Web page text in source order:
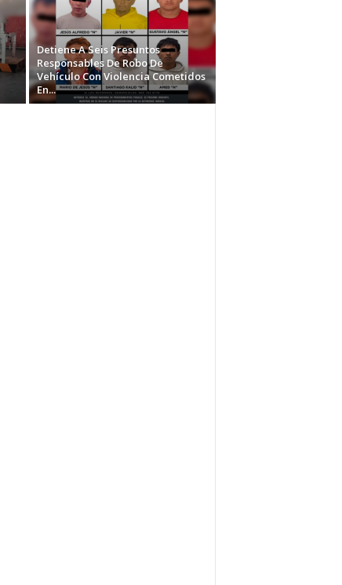
Detiene A Seis Presuntos
Responsables De Robo De
Vehículo Con Violencia Cometidos
En...